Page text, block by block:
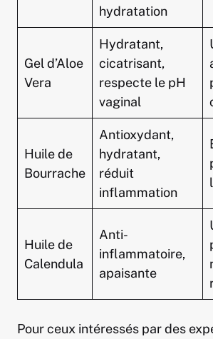
hydratation
Gel d’Aloe
Vera
Hydratant,
cicatrisant,
respecte le pH
vaginal
Huile de
Bourrache
Antioxydant,
hydratant,
réduit
inflammation
Huile de
Calendula
Anti-
inflammatoire,
apaisante
Pour ceux intéressés par des